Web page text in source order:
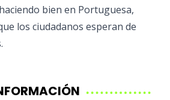
bien en Portuguesa,
los ciudadanos esperan de